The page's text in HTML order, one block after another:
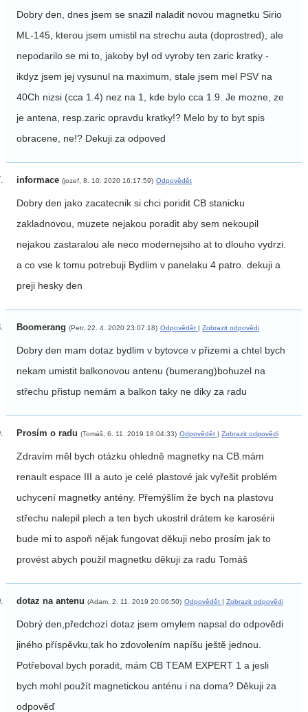
Dobry den, dnes jsem se snazil naladit novou magnetku Sirio
ML-145, kterou jsem umistil na strechu auta (doprostred), ale
nepodarilo se mi to, jakoby byl od vyroby ten zaric kratky -
ikdyz jsem jej vysunul na maximum, stale jsem mel PSV na
40Ch nizsi (cca 1.4) nez na 1, kde bylo cca 1.9. Je mozne, ze
je antena, resp.zaric opravdu kratky!? Melo by to byt spis
obracene, ne!? Dekuji za odpoved
informace (jozef, 8. 10. 2020 16:17:59) Odpovědět
Dobry den jako zacatecnik si chci poridit CB stanicku
zakladnovou, muzete nejakou poradit aby sem nekoupil
nejakou zastaralou ale neco modernejsiho at to dlouho vydrzi.
a co vse k tomu potrebuji Bydlim v panelaku 4 patro. dekuji a
preji hesky den
Boomerang (Petr, 22. 4. 2020 23:07:18) Odpovědět | Zobrazit odpovědi
Dobry den mam dotaz bydlim v bytovce v přizemi a chtel bych
nekam umistit balkonovou antenu (bumerang)bohuzel na
střechu přistup nemám a balkon taky ne diky za radu
Prosím o radu (Tomáš, 6. 11. 2019 18:04:33) Odpovědět | Zobrazit odpovědi
Zdravím měl bych otázku ohledně magnetky na CB.mám
renault espace III a auto je celé plastové jak vyřešit problém
uchycení magnetky antény. Přemýšlím že bych na plastovu
střechu nalepil plech a ten bych ukostril drátem ke karosérii
bude mi to aspoň nějak fungovat děkuji nebo prosím jak to
provést abych použil magnetku děkuji za radu Tomáš
dotaz na antenu (Adam, 2. 11. 2019 20:06:50) Odpovědět | Zobrazit odpovědi
Dobrý den,předchozí dotaz jsem omylem napsal do odpovědi
jiného příspěvku,tak ho zdovolením napíšu ještě jednou.
Potřeboval bych poradit, mám CB TEAM EXPERT 1 a jesli
bych mohl použít magnetickou anténu i na doma? Děkuji za
odpověď